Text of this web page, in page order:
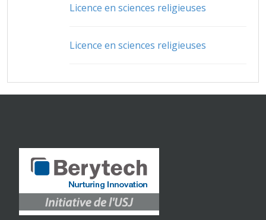
Licence en sciences religieuses
Licence en sciences religieuses